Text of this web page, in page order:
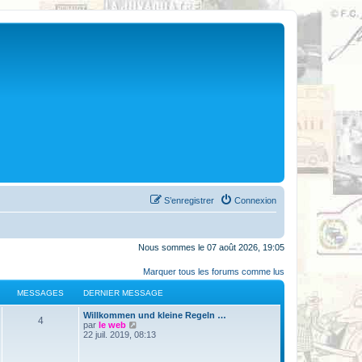
Connexion
S’enregistrer
Nous sommes le 07 août 2026, 19:05
Marquer tous les forums comme lus
MESSAGES DERNIER MESSAGE
4
Willkommen und kleine Regeln …
par le web
o
22 juil. 2019, 08:13